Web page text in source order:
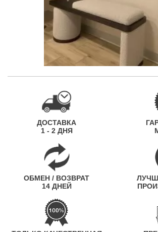
ДОСТАВКА
1 - 2 ДНЯ
ОБМЕН / ВОЗВРАТ
14 ДНЕЙ